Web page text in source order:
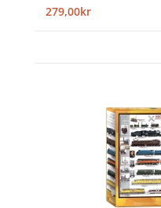
279,00kr